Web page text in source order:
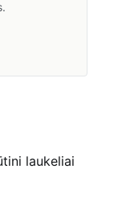
laukeliai